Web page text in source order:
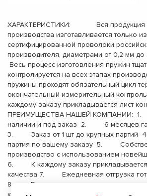
ХАРАКТЕРИСТИКИ: Вся продукция
производства изготавливается только из
сертифицированной проволоки
производителя, диаметрами от
Весь процесс изготовления пружин
контролируется на всех этапах
пружины проходят обязательный цикл
окончательный измерительный
каждому заказу прикладывается лист
ПРЕИМУЩЕСТВА НАШЕЙ КОМПАНИИ:
наличии и под заказ 2. 6 месяцев
3. Заказ от 1 шт до крупных
партия по вашему заказу 5.
производство с использованием
6. К каждому заказу прикладывается
качества 7. Ежедневная отгрузка
8. Бесплатная доставка до терминала
компании 9. Опыт работы с 2000 года